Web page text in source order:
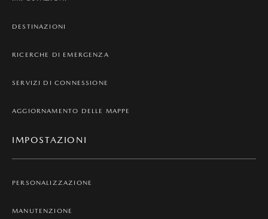
DESTINAZIONI
RICERCHE DI EMERGENZA
SERVIZI DI CONNESSIONE
AGGIORNAMENTO DELLE MAPPE
IMPOSTAZIONI
PERSONALIZZAZIONE
MANUTENZIONE